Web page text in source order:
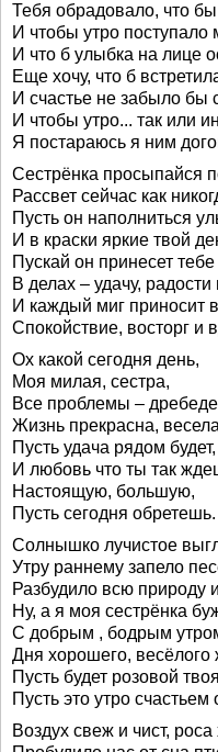
Тебя обрадовало, что
И чтобы утро поступало
И что б улыбка на лице
Еще хочу, что б
И счастье не забыло бы
И чтобы утро... так или
Я постараюсь я ним
Сестрёнка просыпайся
Рассвет сейчас как
Пусть он наполниться
И в краски яркие твой
Пускай он принесет
В делах – удачу,
И каждый миг приносит
Спокойствие, восторг и
Ох какой сегодня день,
Моя милая, сестра,
Все проблемы –
Жизнь прекрасна,
Пусть удача рядом будет,
И любовь что ты так
Настоящую, большую,
Пусть сегодня обретешь.
Солнышко лучистое
Утру раннему запело
Разбудило всю природу
Ну, а я моя сестрёнка
С добрым , бодрым
Дня хорошего, весёлого
Пусть будет розовой
Пусть это утро счастьем
Воздух свеж и чист, роса